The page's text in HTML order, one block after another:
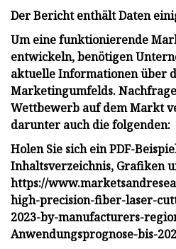
Der Bericht enthält Daten
Um eine funktionierende
entwickeln, benötigen
aktuelle Informationen über
Marketingumfelds.
Wettbewerb auf dem Markt
darunter auch die folgenden:
Holen Sie sich ein PDF-
Inhaltsverzeichnis, Grafiken
https://
high-precision-fiber-laser-
2023-by-manufacturers-
Anwendungsprognose-bis-